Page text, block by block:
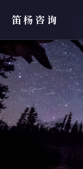
笛杨咨询